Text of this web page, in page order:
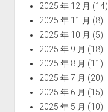
2025 年 12 月 (14)
2025 年 11 月 (8)
2025 年 10 月 (5)
2025 年 9 月 (18)
2025 年 8 月 (11)
2025 年 7 月 (20)
2025 年 6 月 (15)
2025 年 5 月 (10)